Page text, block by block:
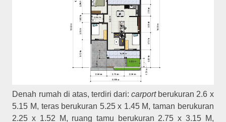
Denah rumah di atas, terdiri dari:carportberukuran 2.6 x
5.15 M, teras berukuran 5.25 x 1.45 M, taman berukuran
2.25 x 1.52 M, ruang tamu berukuran 2.75 x 3.15 M,